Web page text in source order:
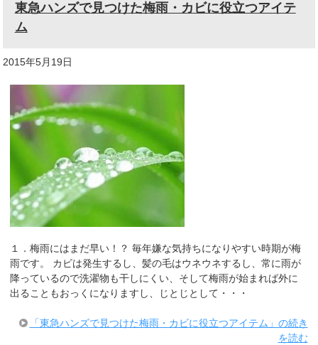
東急ハンズで見つけた梅雨・カビに役立つアイテ
ム
2015年5月19日
１．梅雨にはまだ早い！？ 毎年嫌な気持ちになりやすい時期が梅
雨です。 カビは発生するし、髪の毛はウネウネするし、常に雨が
降っているので洗濯物も干しにくい、そして梅雨が始まれば外に
出ることもおっくになりますし、じとじとして・・・
「東急ハンズで見つけた梅雨・カビに役立つアイテム」の続き
を読む